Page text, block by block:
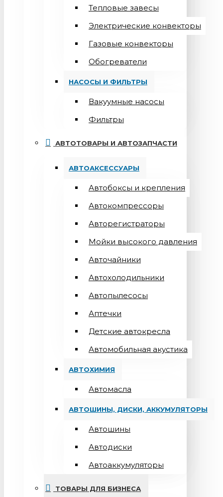
Тепловые завесы
Электрические конвекторы
Газовые конвекторы
Обогреватели
НАСОСЫ И ФИЛЬТРЫ
Вакуумные насосы
Фильтры
АВТОТОВАРЫ И АВТОЗАПЧАСТИ
АВТОАКСЕССУАРЫ
Автобоксы и крепления
Автокомпрессоры
Авторегистраторы
Мойки высокого давления
Авточайники
Автохолодильники
Автопылесосы
Аптечки
Детские автокресла
Автомобильная акустика
АВТОХИМИЯ
Автомасла
АВТОШИНЫ, ДИСКИ, АККУМУЛЯТОРЫ
Автошины
Автодиски
Автоаккумуляторы
ТОВАРЫ ДЛЯ БИЗНЕСА